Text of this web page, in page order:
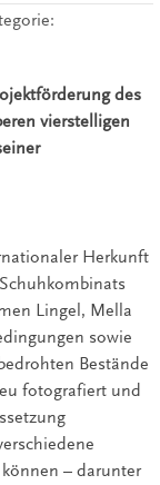
des
vierstelligen
Herkunft
Lingel, Mella
sowie
Bestände
fotografiert und
– darunter